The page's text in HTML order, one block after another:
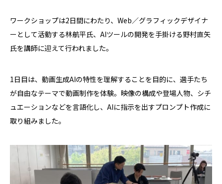
ワークショップは2日間にわたり、Web／グラフィックデザイナ
ーとして活動する林航平氏、AIツールの開発を手掛ける野村直矢
氏を講師に迎えて行われました。
1日目は、動画生成AIの特性を理解することを目的に、選手たち
が自由なテーマで動画制作を体験。映像の構成や登場人物、シチ
ュエーションなどを言語化し、AIに指示を出すプロンプト作成に
取り組みました。